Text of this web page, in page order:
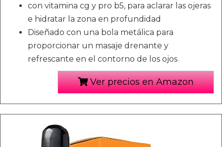
con vitamina cg y pro b5, para aclarar las ojeras
e hidratar la zona en profundidad
Diseñado con una bola metálica para
proporcionar un masaje drenante y
refrescante en el contorno de los ojos
Ver precios en Amazon